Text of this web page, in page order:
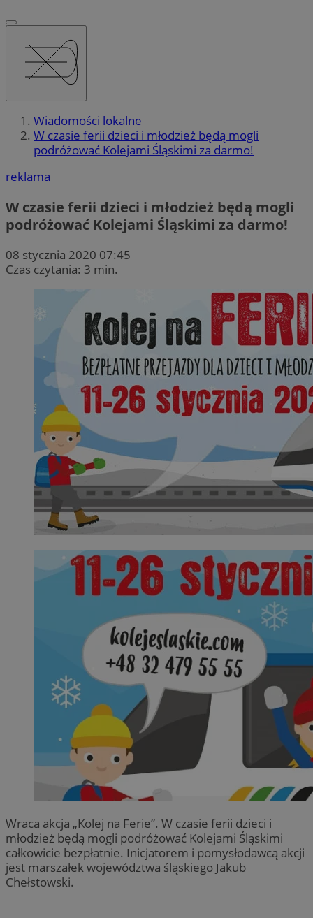
Wiadomości lokalne
W czasie ferii dzieci i młodzież będą mogli
podróżować Kolejami Śląskimi za darmo!
reklama
W czasie ferii dzieci i młodzież będą mogli
podróżować Kolejami Śląskimi za darmo!
08 stycznia 2020 07:45
Czas czytania: 3 min.
Wraca akcja „Kolej na Ferie”. W czasie ferii dzieci i
młodzież będą mogli podróżować Kolejami Śląskimi
całkowicie bezpłatnie. Inicjatorem i pomysłodawcą akcji
jest marszałek województwa śląskiego Jakub
Chełstowski.